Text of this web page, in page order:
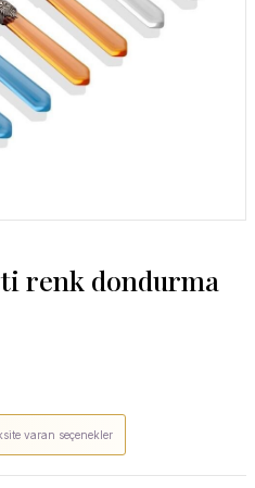
renk dondurma
varan seçenekler